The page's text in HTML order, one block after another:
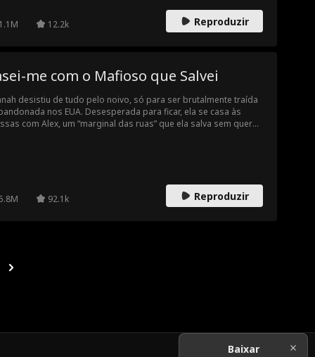
1.1M 12.2k Reproduzir
me com o Mafioso que Salvei
desistiu de tudo pelo noivo, só para ser brutalmente traída
nos EUA. Desesperada para ficar, ela se casa às
com Alex, um “marginal das ruas” que ela salva sem querer
92.1k Reproduzir
Baixar